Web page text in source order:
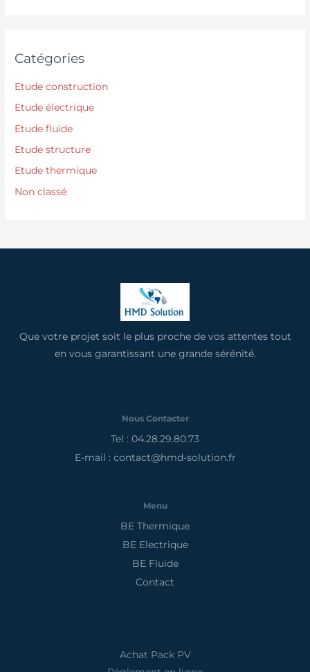
Catégories
Etude construction
Etude électrique
Etude fluide
Etude structure
Etude thermique
Non classé
Que votre projet soit le plus proche de vos attentes tout
en vous garantissant une grande sérénité.
Nous Contacter
Tel : 04.28.29.80.73
E-mail : contact@hmd-solution.fr
Menu
BE Thermique
BE Electrique
BE Fluide
Contact
Achat Pack PV